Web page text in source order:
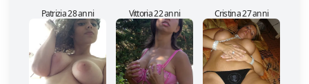
Patrizia 28 anni
Vittoria 22 anni Cristina 27 anni